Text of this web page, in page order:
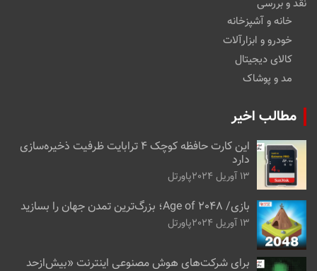
نقد و بررسی
خانه و آشپزخانه
خودرو و ابزارآلات
کالای دیجیتال
مد و پوشاک
مطالب اخیر
این کارت حافظه کوچک ۴ ترابایت ظرفیت ذخیره‌سازی
دارد
13 آوریل 2024 پاورتل
بازی/ Age of 2048؛ بزرگ‌ترین تمدن جهان را بسازید
13 آوریل 2024 پاورتل
برای شرکت‌های هوش مصنوعی اینترنت «بیش‌از‌حد